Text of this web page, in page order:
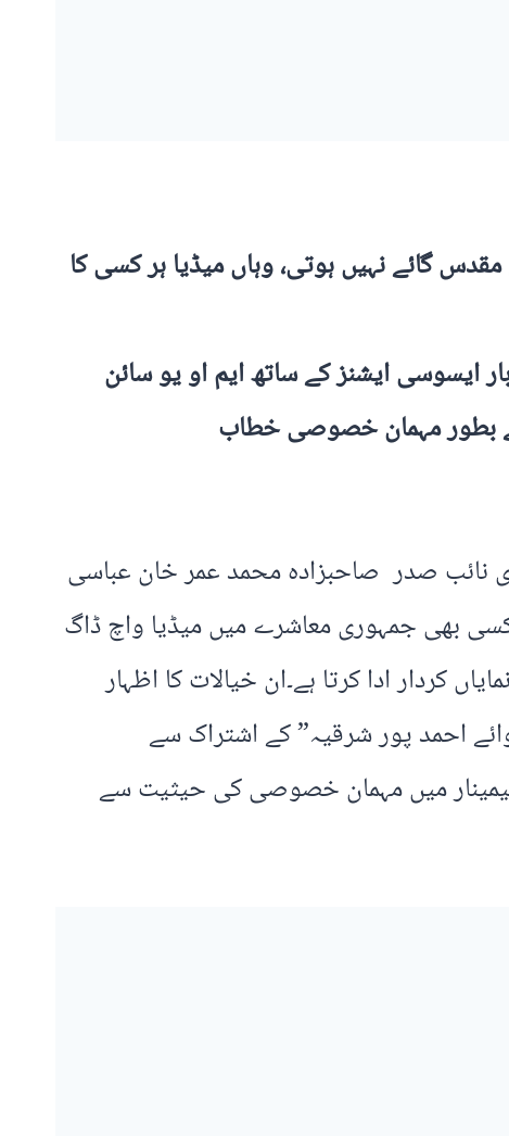
گائے نہیں ہوتی، وہاں میڈیا ہر کسی کا
ایسوسی ایشنز کے ساتھ ایم او یو سائن
سے بطور مہمان خصوصی خطاب
نائب صدر صاحبزادہ محمد عمر خان عباسی
بھی جمہوری معاشرے میں میڈیا واچ ڈاگ
کردار ادا کرتا ہے۔ان خیالات کا اظہار
احمد پور شرقیہ” کے اشتراک سے
میں مہمان خصوصی کی حیثیت سے